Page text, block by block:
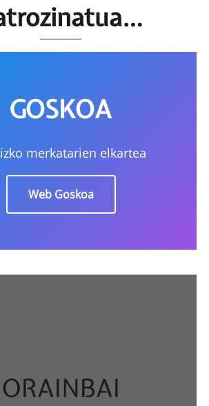
GOSKOA
merkatarien elkartea
Web Goskoa
ORAINBAI